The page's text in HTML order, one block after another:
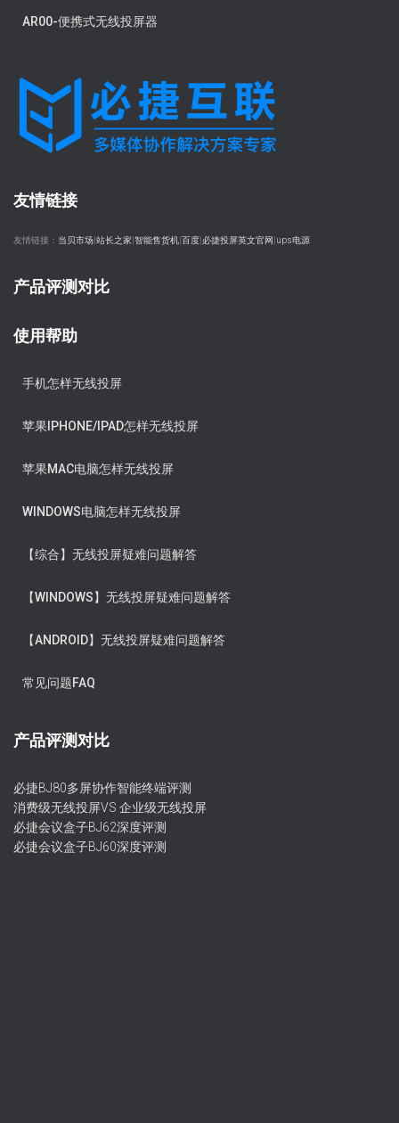
AR00-便携式无线投屏器
友情链接
友情链接： 当贝市场 站长之家 智能售货机 百度 必捷投屏英文官网 ups电源
产品评测对比
使用帮助
手机怎样无线投屏
苹果IPHONE/IPAD怎样无线投屏
苹果MAC电脑怎样无线投屏
WINDOWS电脑怎样无线投屏
【综合】无线投屏疑难问题解答
【WINDOWS】无线投屏疑难问题解答
【ANDROID】无线投屏疑难问题解答
常见问题FAQ
产品评测对比
必捷BJ80多屏协作智能终端评测
消费级无线投屏VS 企业级无线投屏
必捷会议盒子BJ62深度评测
必捷会议盒子BJ60深度评测